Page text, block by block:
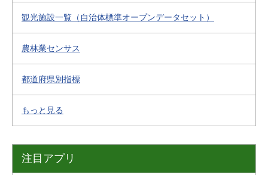
観光施設一覧（自治体標準オープンデータセット）
農林業センサス
都道府県別指標
もっと見る
注目アプリ